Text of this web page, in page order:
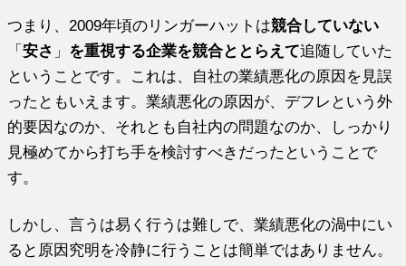
つまり、2009年頃のリンガーハットは競合していない
「安さ 」 を重視する企業を競合ととらえて追随していた
ということです。これは、自社の業績悪化の原因を見誤
ったともいえます。業績悪化の原因が、デフレという外
的要因なのか、それとも自社内の問題なのか、しっかり
見極めてから打ち手を検討すべきだったということで
す。
しかし、言うは易く行うは難しで、業績悪化の渦中にい
ると原因究明を冷静に行うことは簡単ではありません。